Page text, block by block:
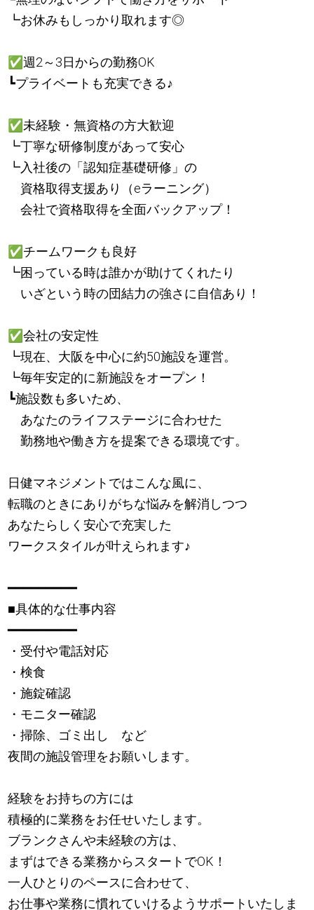
┗お休みもしっかり取れます◎
✅週2～3日からの勤務OK
┗プライベートも充実できる♪
✅未経験・無資格の方大歓迎
┗丁寧な研修制度があって安心
┗入社後の「認知症基礎研修」の
資格取得支援あり（eラーニング）
会社で資格取得を全面バックアップ！
✅チームワークも良好
┗困っている時は誰かが助けてくれたり
いざという時の団結力の強さに自信あり！
✅会社の安定性
┗現在、大阪を中心に約50施設を運営。
┗毎年安定的に新施設をオープン！
┗施設数も多いため、
あなたのライフステージに合わせた
勤務地や働き方を提案できる環境です。
日健マネジメントではこんな風に、
転職のときにありがちな悩みを解消しつつ
あなたらしく安心で充実した
ワークスタイルが叶えられます♪
━━━━━━━━━
■具体的な仕事内容
━━━━━━━━━
・受付や電話対応
・検食
・施錠確認
・モニター確認
・掃除、ゴミ出し など
夜間の施設管理をお願いします。
経験をお持ちの方には
積極的に業務をお任せいたします。
ブランクさんや未経験の方は、
まずはできる業務からスタートでOK！
一人ひとりのペースに合わせて、
お仕事や業務に慣れていけるようサポートいたしま